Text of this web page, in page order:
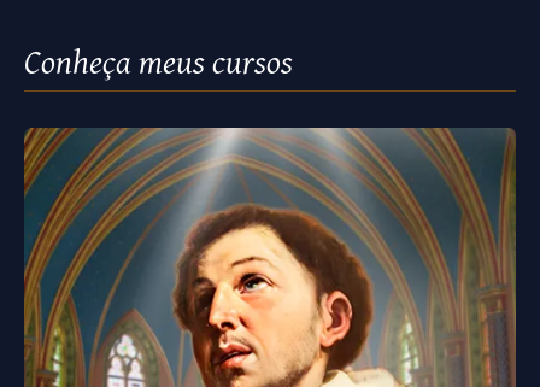
Conheça meus cursos